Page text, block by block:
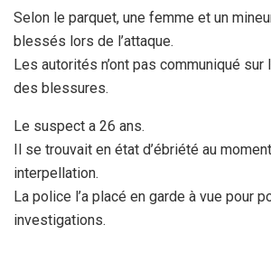
Selon le parquet, une femme et un
blessés lors de l’attaque.
Les autorités n’ont pas communiqué sur
des blessures.
Le suspect a 26 ans.
Il se trouvait en état d’ébriété au
interpellation.
La police l’a placé en garde à vue pour
investigations.